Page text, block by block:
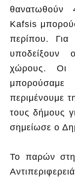
θανατωθούν
Kafsis
περίπου.
υποδείξουν
χώρους. Οι
περιμένουμε
τους δήμους
σημείωσε ο
Το παρών